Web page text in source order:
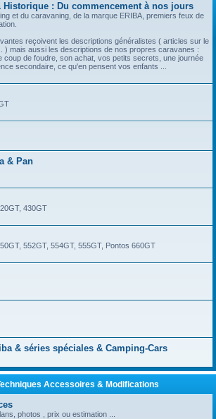
Historique : Du commencement à nos jours
et du caravaning, de la marque ERIBA, premiers feux de
reçoivent les descriptions généralistes ( articles sur le
) mais aussi les descriptions de nos propres caravanes :
coup de foudre, son achat, vos petits secrets, une journée
secondaire, ce qu'en pensent vos enfants ...
& Pan
430GT
552GT, 554GT, 555GT, Pontos 660GT
& séries spéciales & Camping-Cars
Accessoires & Modifications
photos , prix ou estimation ...